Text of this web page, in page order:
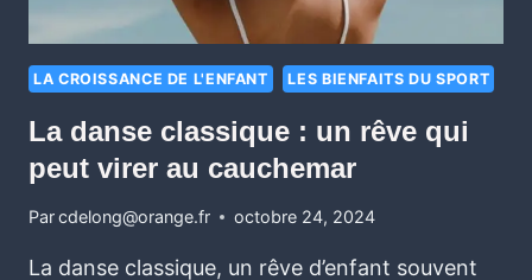
LA CROISSANCE DE L'ENFANT LES BIENFAITS DU SPORT
La danse classique : un rêve qui
peut virer au cauchemar
Parcdelong@orange.fr octobre 24, 2024
La danse classique, un rêve d’enfant souvent